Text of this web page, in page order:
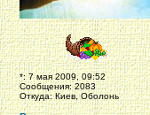
*: 7 мая 2009, 09:52
Сообщения: 2083
Откуда: Киев, Оболонь